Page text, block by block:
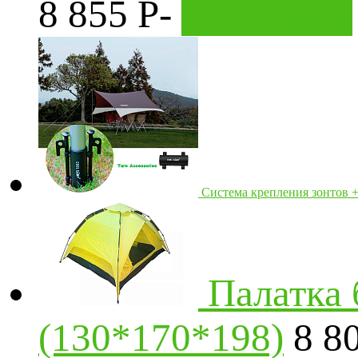
8 855 P-
Система крепления зонтов
Палатка
(130*170*198) 8